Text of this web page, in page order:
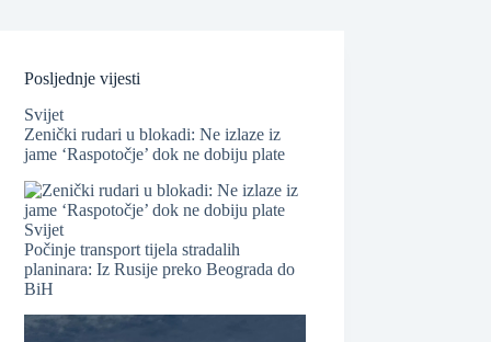
Posljednje vijesti
Svijet
Zenički rudari u blokadi: Ne izlaze iz
jame ‘Raspotočje’ dok ne dobiju plate
Svijet
Počinje transport tijela stradalih
planinara: Iz Rusije preko Beograda do
BiH